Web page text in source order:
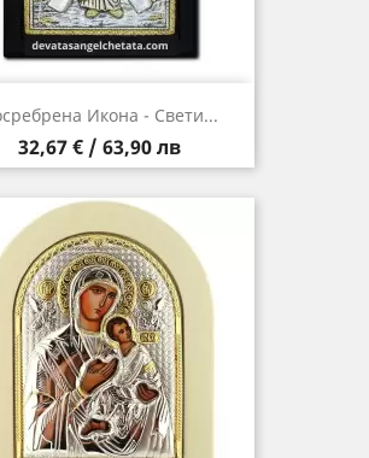
Икона - Свети...
Цена
32,67 € / 63,90 лв